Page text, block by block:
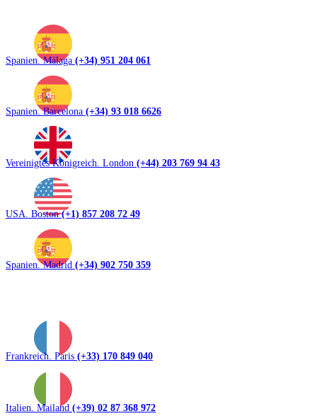
Spanien. Málaga (+34) 951 204 061
Spanien. Barcelona (+34) 93 018 6626
Vereinigtes Königreich. London (+44) 203 769 94 43
USA. Boston(+1) 857 208 72 49
Spanien. Madrid (+34) 902 750 359
Frankreich. Paris (+33) 170 849 040
Italien. Mailand (+39) 02 87 368 972